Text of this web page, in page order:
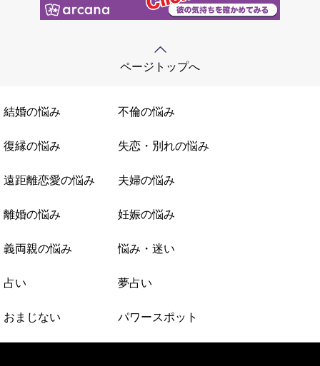
ページトップへ
結婚の悩み 不倫の悩み
復縁の悩み 失恋・別れの悩み
遠距離恋愛の悩み 夫婦の悩み
離婚の悩み 妊娠の悩み
義両親の悩み 悩み・迷い
占い 夢占い
おまじない パワースポット